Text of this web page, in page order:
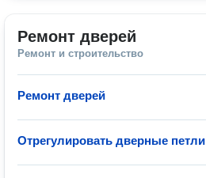
Ремонт дверей
Ремонт и строительство
Ремонт дверей
Отрегулировать дверные петли